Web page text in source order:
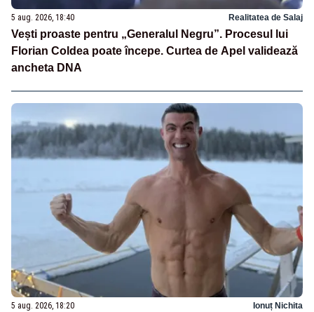
5 aug. 2026, 18:40 Realitatea de Salaj
Vești proaste pentru „Generalul Negru”. Procesul lui
Florian Coldea poate începe. Curtea de Apel validează
ancheta DNA
5 aug. 2026, 18:20 Ionuț Nichita